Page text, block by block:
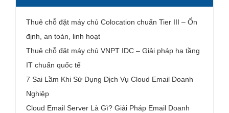
Thuê chỗ đặt máy chủ Colocation chuẩn Tier III – Ổn
định, an toàn, linh hoạt
Thuê chỗ đặt máy chủ VNPT IDC – Giải pháp hạ tầng
IT chuẩn quốc tế
7 Sai Lầm Khi Sử Dụng Dịch Vụ Cloud Email Doanh
Nghiệp
Cloud Email Server Là Gì? Giải Pháp Email Doanh